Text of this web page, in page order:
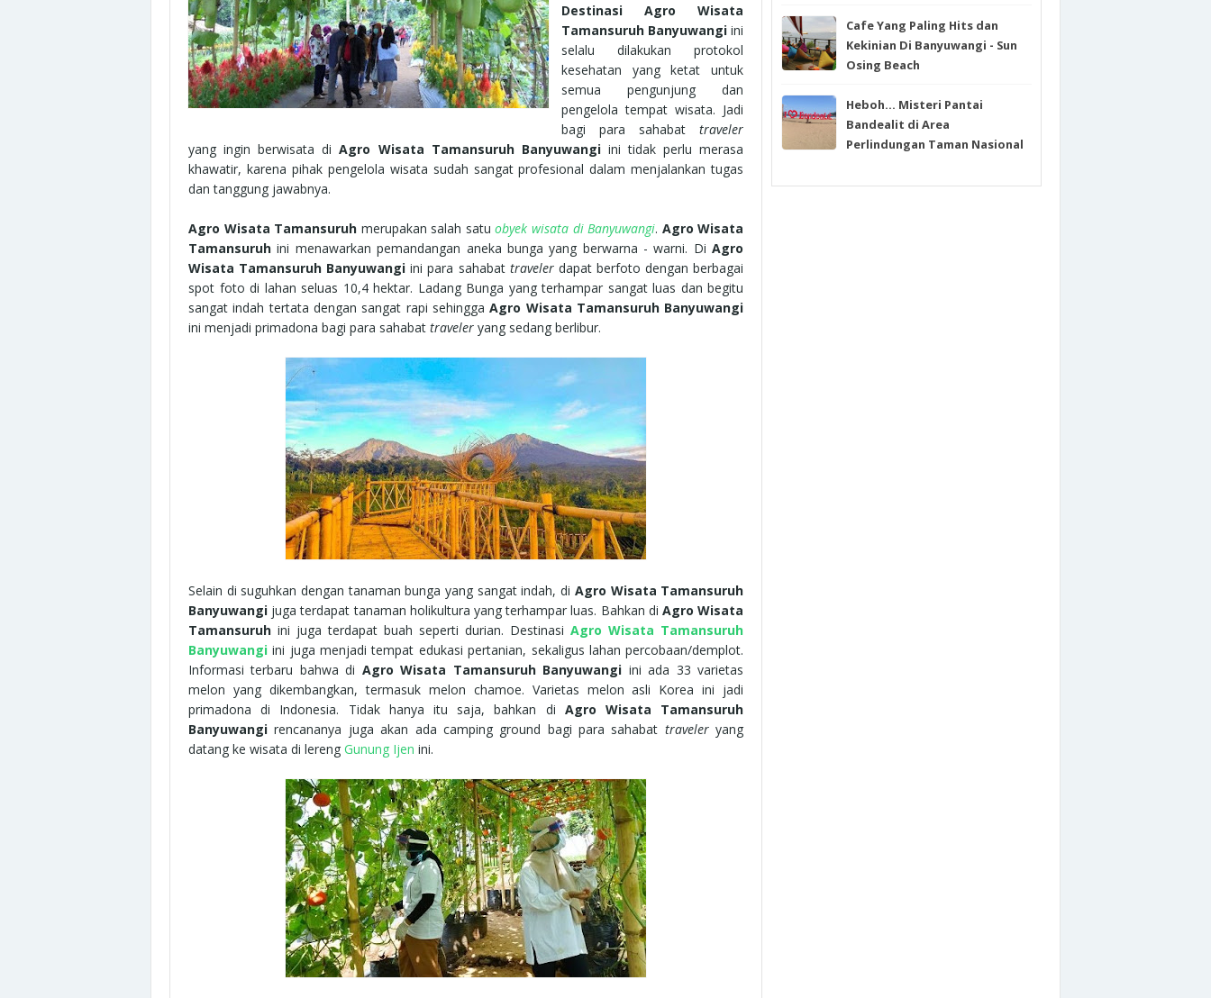
Destinasi Agro Wisata
Tamansuruh Banyuwangi ini
selalu dilakukan protokol
kesehatan yang ketat untuk
semua pengunjung dan
pengelola tempat wisata. Jadi
bagi para sahabattraveler
yang ingin berwisata diAgro Wisata Tamansuruh Banyuwangiini tidak perlu merasa
khawatir, karena pihak pengelola wisata sudah sangat profesional dalam menjalankan tugas
dan tanggung jawabnya.
Agro Wisata Tamansuruh merupakan salah satuobyek wisata di Banyuwangi. Agro Wisata
Tamansuruh ini menawarkan pemandangan aneka bunga yang berwarna - warni. DiAgro
Wisata Tamansuruh Banyuwangi ini para sahabat travelerdapat berfoto dengan berbagai
spot foto di lahan seluas 10,4 hektar. Ladang Bunga yang terhampar sangat luas dan begitu
sangat indah tertata dengan sangat rapi sehinggaAgro Wisata Tamansuruh Banyuwangi
ini menjadi primadona bagi para sahabat traveler yang sedang berlibur.
Selain di suguhkan dengan tanaman bunga yang sangat indah, di Agro Wisata Tamansuruh
Banyuwangi juga terdapat tanaman holikultura yang terhampar luas. Bahkan diAgro Wisata
Tamansuruh ini juga terdapat buah seperti durian. DestinasiAgro Wisata Tamansuruh
Banyuwangi ini juga menjadi tempat edukasi pertanian, sekaligus lahan percobaan/demplot.
Informasi terbaru bahwa di Agro Wisata Tamansuruh Banyuwangi ini ada 33 varietas
melon yang dikembangkan, termasuk melon chamoe. Varietas melon asli Korea ini jadi
primadona di Indonesia. Tidak hanya itu saja, bahkan di Agro Wisata Tamansuruh
Banyuwangi rencananya juga akan ada camping ground bagi para sahabat traveleryang
datang ke wisata di lereng Gunung Ijen ini.
Cafe Yang Paling Hits dan
Kekinian Di Banyuwangi - Sun
Osing Beach
Heboh... Misteri Pantai
Bandealit di Area
Perlindungan Taman Nasional